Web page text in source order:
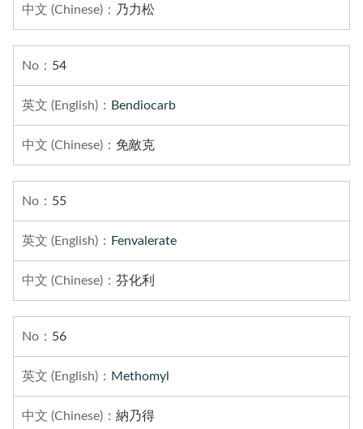
乃力松
54
Bendiocarb
免敵克
55
Fenvalerate
芬化利
56
Methomyl
納乃得